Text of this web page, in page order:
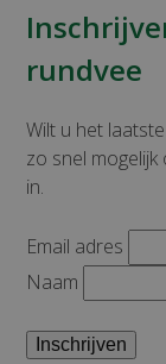
rundvee
Wilt u het
zo snel mogelijk
in.
Email adres
Naam